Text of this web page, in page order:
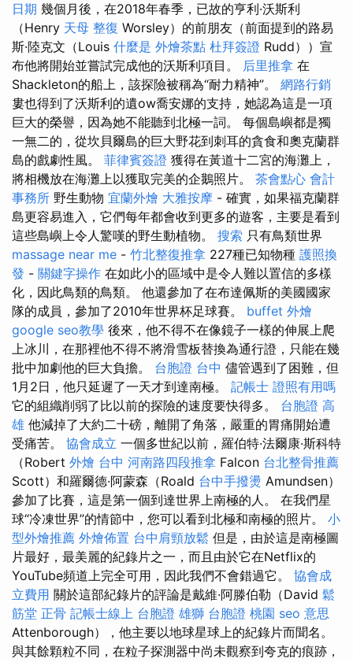
日期 幾個月後，在2018年春季，已故的亨利·沃斯利
（Henry 天母 整復 Worsley）的前朋友（前面提到的路易
斯·陸克文（Louis 什麼是 外燴茶點 杜拜簽證 Rudd））宣
布他將開始並嘗試完成他的沃斯利項目。 后里推拿 在
Shackleton的船上，該探險被稱為“耐力精神”。 網路行銷
婁也得到了沃斯利的遺ow喬安娜的支持，她認為這是一項
巨大的榮譽，因為她不能聽到北極一詞。 每個島嶼都是獨
一無二的，從坎貝爾島的巨大野花到刺耳的貪食和奧克蘭群
島的戲劇性風。 菲律賓簽證 獲得在黃道十二宮的海灘上，
將相機放在海灘上以獲取完美的企鵝照片。 茶會點心 會計
事務所 野生動物 宜蘭外燴 大雅按摩 - 確實，如果福克蘭群
島更容易進入，它們每年都會收到更多的遊客，主要是看到
這些島嶼上令人驚嘆的野生動植物。 搜索 只有鳥類世界
massage near me - 竹北整復推拿 227種已知物種 護照換
發 - 關鍵字操作 在如此小的區域中是令人難以置信的多樣
化，因此鳥類的鳥類。 他還參加了在布達佩斯的美國國家
隊的成員，參加了2010年世界杯足球賽。 buffet 外燴
google seo教學 後來，他不得不在像鏡子一樣的伸展上爬
上冰川，在那裡他不得不將滑雪板替換為通行證，只能在幾
批中加劇他的巨大負擔。 台胞證 台中 儘管遇到了困難，但
1月2日，他只延遲了一天才到達南極。 記帳士 證照有用嗎
它的組織削弱了比以前的探險的速度要快得多。 台胞證 高
雄 他減掉了大約二十磅，離開了角落，嚴重的胃痛開始遭
受痛苦。 協會成立 一個多世紀以前，羅伯特·法爾康·斯科特
（Robert 外燴 台中 河南路四段推拿 Falcon 台北整骨推薦
Scott）和羅爾德·阿蒙森（Roald 台中手撥燙 Amundsen）
參加了比賽，這是第一個到達世界上南極的人。 在我們星
球“冷凍世界”的情節中，您可以看到北極和南極的照片。 小
型外燴推薦 外燴佈置 台中肩頸放鬆 但是，由於這是南極圖
片最好，最美麗的紀錄片之一，而且由於它在Netflix的
YouTube頻道上完全可用，因此我們不會錯過它。 協會成
立費用 關於這部紀錄片的評論是戴維·阿滕伯勒（David 鬆
筋堂 正骨 記帳士線上 台胞證 雄獅 台胞證 桃園 seo 意思
Attenborough），他主要以地球星球上的紀錄片而聞名。
與其餘顆粒不同，在粒子探測器中尚未觀察到夸克的痕跡，